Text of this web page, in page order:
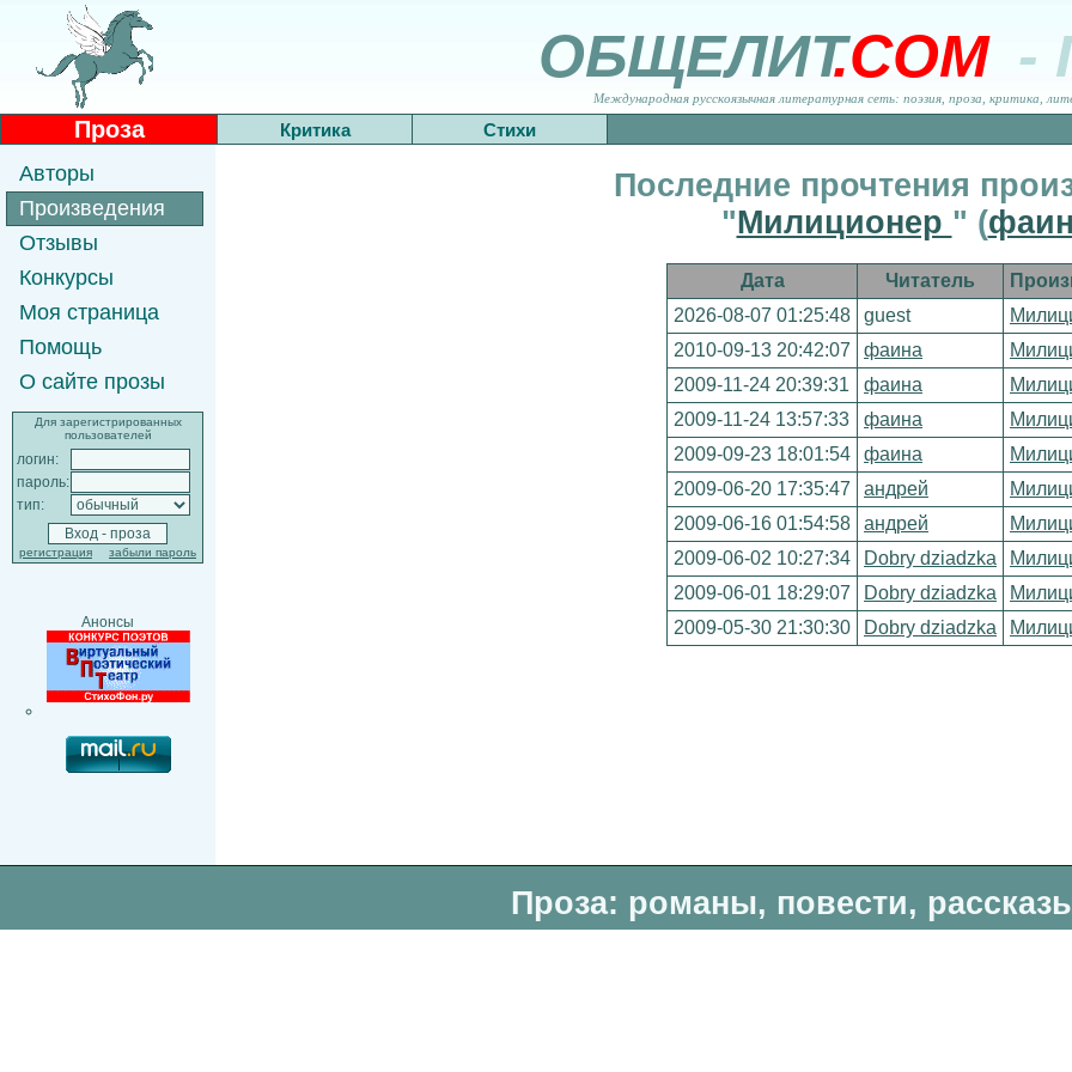
ОБЩЕЛИТ.COM -
Международная русскоязычная литературная сеть: поэзия, проза, критика,
Проза Критика Стихи
Авторы
Произведения
Отзывы
Конкурсы
Моя страница
Помощь
О сайте прозы
Для зарегистрированных
пользователей
логин:
пароль:
тип:
регистрация забыли пароль
Анонсы
Последние прочтения
"Милиционер " (
Дата Читатель
2026-08-07 01:25:48
guest
2010-09-13 20:42:07
фаина
2009-11-24 20:39:31
фаина
2009-11-24 13:57:33
фаина
2009-09-23 18:01:54
фаина
2009-06-20 17:35:47
андрей
2009-06-16 01:54:58
андрей
2009-06-02 10:27:34
Dobry dziadzka
2009-06-01 18:29:07
Dobry dziadzka
2009-05-30 21:30:30
Dobry dziadzka
Проза: романы, повести,